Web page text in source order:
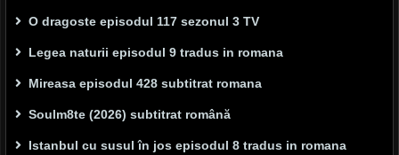
O dragoste episodul 117 sezonul 3 TV
Legea naturii episodul 9 tradus in romana
Mireasa episodul 428 subtitrat romana
Soulm8te (2026) subtitrat română
Istanbul cu susul în jos episodul 8 tradus in romana